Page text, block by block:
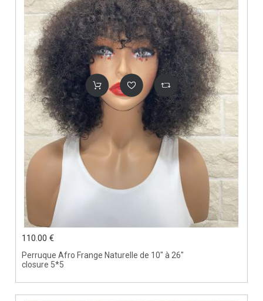
Perruque Afro Frange Naturelle de 10" à 26"
closure 5*5
110.00 €